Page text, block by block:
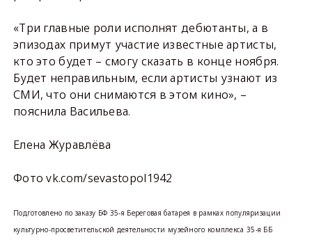
«Три главные роли исполнят дебютанты, а в
эпизодах примут участие известные артисты,
кто это будет – смогу сказать в конце ноября.
Будет неправильным, если артисты узнают из
СМИ, что они снимаются в этом кино», –
пояснила Васильева.
Елена Журавлёва
Фото vk.com/sevastopol1942
Подготовлено по заказу БФ 35-я Береговая батарея в рамках популяризации
культурно-просветительской деятельности музейного комплекса 35-я ББ